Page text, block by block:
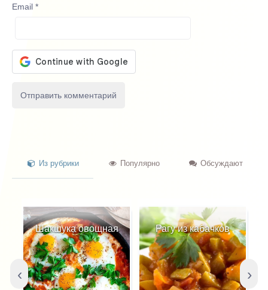
Email *
Из рубрики Популярно Обсуждают
Шакшука овощная Рагу из кабачков
‹ ›